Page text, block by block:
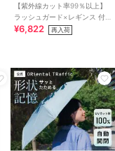
【紫外線カット率99％以上】
ラッシュガード×レギンス 付
き タンキニ
¥6,822 再入荷